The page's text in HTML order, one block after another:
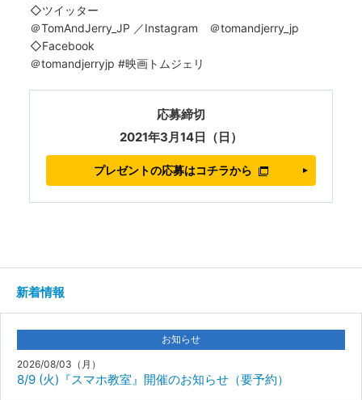
◇ツイッター
＠TomAndJerry_JP ／Instagram ＠tomandjerry_jp
◇Facebook
＠tomandjerryjp #映画トムジェリ
応募締切
2021年3月14日（日）
プレゼントの応募はコチラから
新着情報
お知らせ
2026/08/03（月）
8/9 (火)『スマホ教室』開催のお知らせ（要予約）